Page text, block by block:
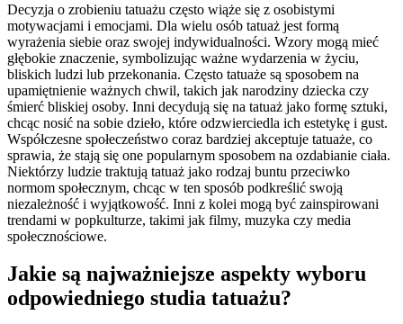
Decyzja o zrobieniu tatuażu często wiąże się z osobistymi
motywacjami i emocjami. Dla wielu osób tatuaż jest formą
wyrażenia siebie oraz swojej indywidualności. Wzory mogą mieć
głębokie znaczenie, symbolizując ważne wydarzenia w życiu,
bliskich ludzi lub przekonania. Często tatuaże są sposobem na
upamiętnienie ważnych chwil, takich jak narodziny dziecka czy
śmierć bliskiej osoby. Inni decydują się na tatuaż jako formę sztuki,
chcąc nosić na sobie dzieło, które odzwierciedla ich estetykę i gust.
Współczesne społeczeństwo coraz bardziej akceptuje tatuaże, co
sprawia, że stają się one popularnym sposobem na ozdabianie ciała.
Niektórzy ludzie traktują tatuaż jako rodzaj buntu przeciwko
normom społecznym, chcąc w ten sposób podkreślić swoją
niezależność i wyjątkowość. Inni z kolei mogą być zainspirowani
trendami w popkulturze, takimi jak filmy, muzyka czy media
społecznościowe.
Jakie są najważniejsze aspekty wyboru
odpowiedniego studia tatuażu?